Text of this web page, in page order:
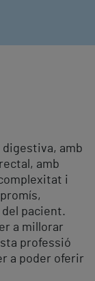
amb
amb
i
del pacient.
a millorar
professió
a poder oferir